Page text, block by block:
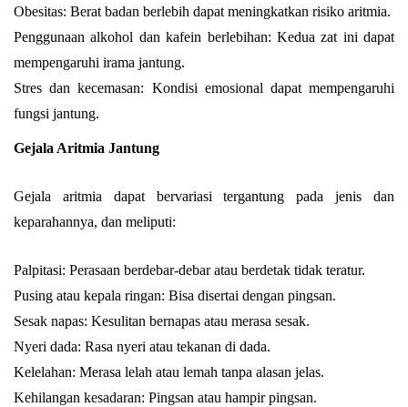
Obesitas: Berat badan berlebih dapat meningkatkan risiko aritmia.
Penggunaan alkohol dan kafein berlebihan: Kedua zat ini dapat
mempengaruhi irama jantung.
Stres dan kecemasan: Kondisi emosional dapat mempengaruhi
fungsi jantung.
Gejala Aritmia Jantung
Gejala aritmia dapat bervariasi tergantung pada jenis dan
keparahannya, dan meliputi:
Palpitasi: Perasaan berdebar-debar atau berdetak tidak teratur.
Pusing atau kepala ringan: Bisa disertai dengan pingsan.
Sesak napas: Kesulitan bernapas atau merasa sesak.
Nyeri dada: Rasa nyeri atau tekanan di dada.
Kelelahan: Merasa lelah atau lemah tanpa alasan jelas.
Kehilangan kesadaran: Pingsan atau hampir pingsan.